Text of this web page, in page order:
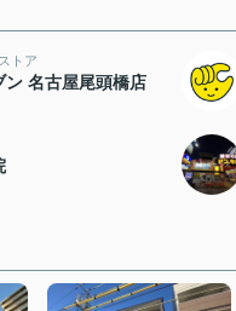
トア
ン 名古屋尾頭橋店